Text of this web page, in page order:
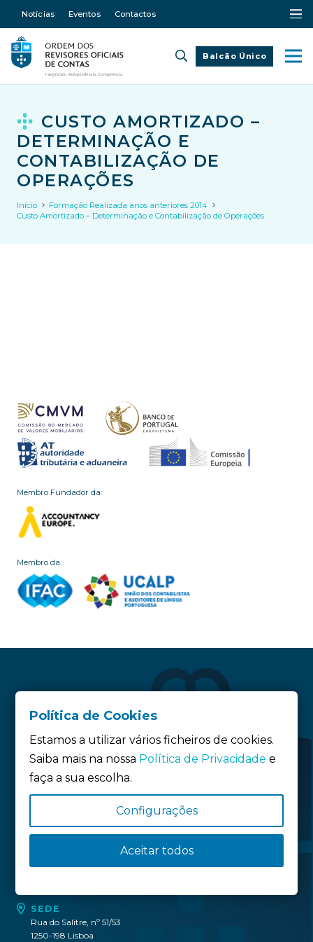
Notícias Eventos Contactos
Balcão Único
CUSTO AMORTIZADO –
DETERMINAÇÃO E
CONTABILIZAÇÃO DE
OPERAÇÕES
Início
Formação Realizada anos anteriores 2014
Custo Amortizado – Determinação e Contabilização de Operações
Membro Fundador da:
Membro da:
SEDE
Rua do Salitre, nº 51/53
1250-198 Lisboa
Política de Cookies
Estamos a utilizar vários ficheiros de cookies.
Saiba mais na nossa Política de Privacidade e
faça a sua escolha.
Configurações
Aceitar todos